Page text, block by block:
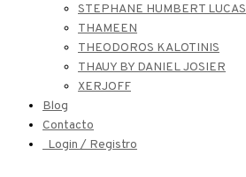
STEPHANE HUMBERT LUCAS
THAMEEN
THEODOROS KALOTINIS
THAUY BY DANIEL JOSIER
XERJOFF
Blog
Contacto
Login / Registro